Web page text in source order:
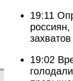
19:11
19:02